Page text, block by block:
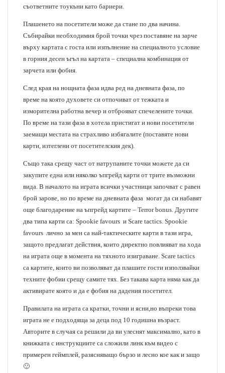
съответните тоукъни като бариери.
Плашенето на посетители може да стане по два начина.
Събирайки необходимия брой точки чрез поставяне на зарче
върху картата с госта или изпълнение на специалното условие
в горния десен ъгъл на картата – специална комбинация от
зарчета или фобия.
След края на нощната фаза идва ред на дневната фаза, по
време на която духовете си отпочиват от тежката и
изморителна работна вечер и отброяват спечелените точки.
По време на тази фаза в хотела пристигат и нови посетители
заемащи местата на страхливо избягалите (поставяте нови
карти, изтеглени от посетителския дек).
Също така срещу част от натрупаните точки можете да си
закупите една или няколко ъпгрейд карти от трите възможни
вида. В началото на играта всички участници започват с равен
брой зарове, но по време на дневната фаза могат да си набавят
още благодарение на ъпгрейд картите – Terror bonus. Другите
два типа карти са: Spookie favours и Scare tactics. Spookie
favours лично за мен са най-тактическите карти в тази игра,
защото предлагат действия, които директно повлияват на хода
на играта още в момента на тяхното изиграване. Scare tactics
са картите, които ви позволяват да плашите гости използвайки
техните фобии срещу самите тях. Без такава карта няма как да
активирате която и да е фобия на дадения посетител.
Правилата на играта са кратки, точни и ясни,но въпреки това
играта не е подходяща за деца под 10 годишна възраст.
Авторите в случая са решили да ви улеснят максимално, като в
книжката с инструкциите са сложили линк към видео с
примерен геймплей, разясняващо бързо и лесно кое как и защо
🙂